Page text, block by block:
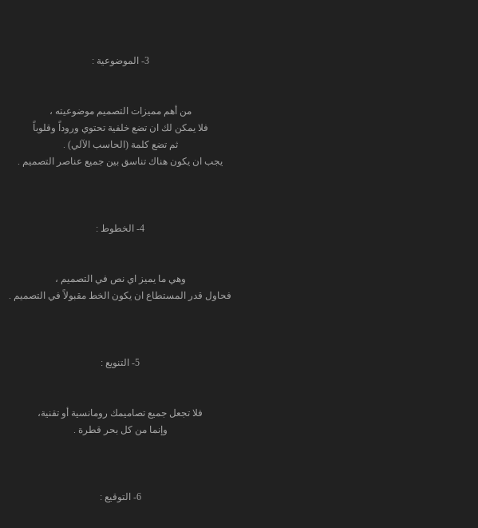
3- الموضوعية :
من أهم مميزات التصميم موضوعيته ،
فلا يمكن لك ان تضع خلفية تحتوي وروداً وقلوباً
ثم تضع كلمة (الحاسب الآلي) .
يجب ان يكون هناك تناسق بين جميع عناصر التصميم .
4- الخطوط :
وهي ما يميز اي نص في التصميم ،
فحاول قدر المستطاع ان يكون الخط مقبولاً في التصميم .
5- التنويع :
فلا تجعل جميع تصاميمك رومانسية أو تقنية،
وإنما من كل بحر قطرة .
6- التوقيع :